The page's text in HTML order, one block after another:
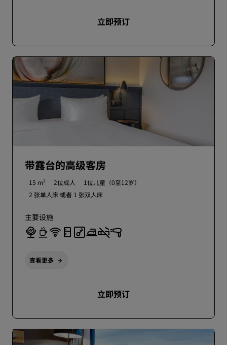
立即预订
带露台的高级客房
15 m² 2位成人
1位儿童（0至12岁）
2 张单人床 或者 1 张双人床
主要设施
查看更多
立即预订